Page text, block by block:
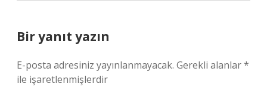
Bir yanıt yazın
E-posta adresiniz yayınlanmayacak. Gerekli alanlar*
ile işaretlenmişlerdir